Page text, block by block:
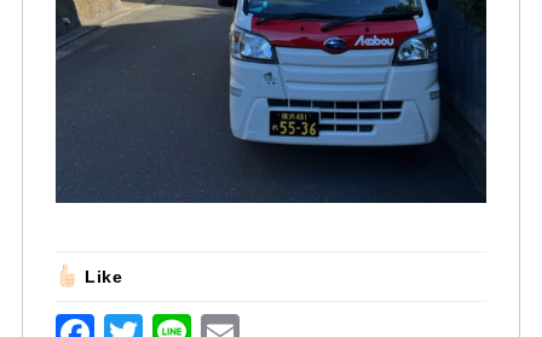
Like